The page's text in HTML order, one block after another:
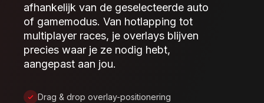
afhankelijk van de geselecteerde auto
of gamemodus. Van hotlapping tot
multiplayer races, je overlays blijven
precies waar je ze nodig hebt,
aangepast aan jou.
Drag & drop overlay-positionering